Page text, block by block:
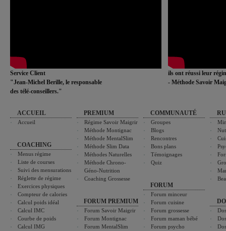
Service Client
"Jean-Michel Berille, le responsable
des télé-conseillers."
ils ont réussi leur
- Méthode Savoir
ACCUEIL
Accueil
COACHING
Menus régime
Liste de courses
Suivi des mensurations
Réglette de régime
Exercices physiques
Compteur de calories
Calcul poids idéal
Calcul IMC
Courbe de poids
Calcul IMG
PREMIUM
Régime Savoir Maigrir
Méthode Montignac
Méthode MentalSlim
Méthode Slim Data
Méthodes Naturelles
Méthode Chrono-
Géno-Nutrition
Coaching Grossesse
FORUM PREMIUM
Forum Savoir Maigrir
Forum Montignac
Forum MentalSlim
COMMUNAUTÉ
Groupes
Blogs
Rencontres
Bons plans
Témoignages
Quiz
FORUM
Forum minceur
Forum cuisine
Forum grossesse
Forum maman bébé
Forum psycho